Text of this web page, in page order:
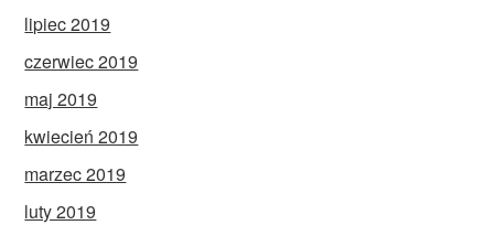
lipiec 2019
czerwiec 2019
maj 2019
kwiecień 2019
marzec 2019
luty 2019